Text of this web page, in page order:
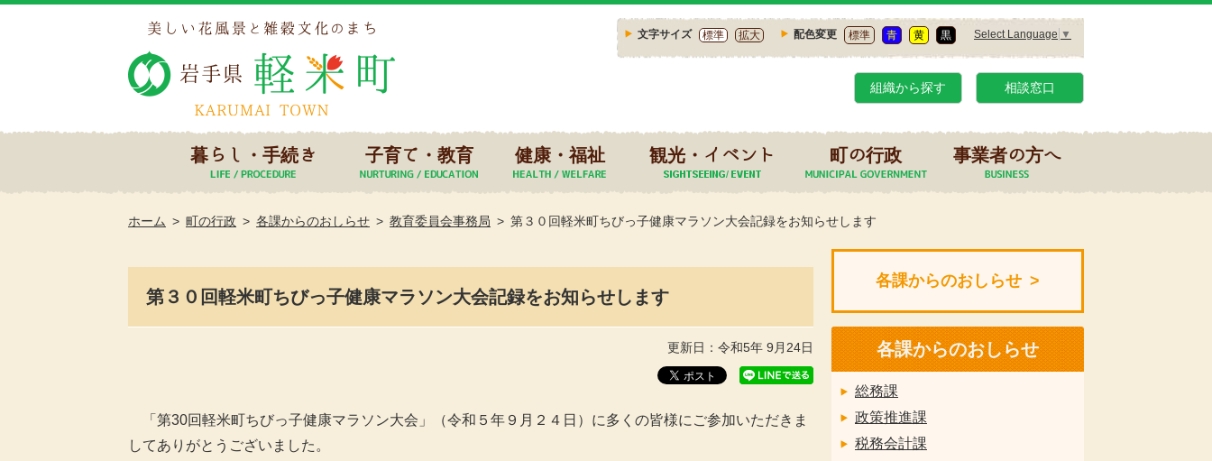
文字サイズ 標準 拡大 配色変更 標準 青 黄 黒 Select Language ▼
組織から探す 相談窓口
暮らし・手続き 子育て・教育 健康・福祉 観光・イベント 町の行政 事業者の方へ
ホーム 町の行政 各課からのおしらせ 教育委員会事務局 第３０回軽米町ちびっ子健康マラソン大会記録をお知らせします
第３０回軽米町ちびっ子健康マラソン大会記録をお知らせします
更新日：令和5年 9月24日
「第30回軽米町ちびっ子健康マラソン大会」（令和５年９月２４日）に多くの皆様にご参加いただきま
してありがとうございました。
各課からのおしらせ
各課からのおしらせ
総務課
政策推進課
税務会計課